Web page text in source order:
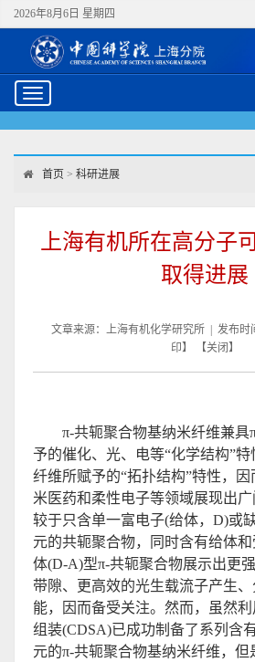
2026年8月6日 星期四
Toggle
navigation
首页 > 科研进展
上海有机所在高分子
取得进展
文章来源：上海有机化学研究所 | 发布时
印】 【关闭 】
π-共轭聚合物基纳米纤维兼具
予的催化、光、电等“化学结构”
纤维所赋予的“拓扑结构”特性，
米医药和柔性电子等领域展现出
较于只含单一富电子(给体，D)或
元的共轭聚合物，同时含有给体
体(D-A)型π-共轭聚合物展示出更
带隙、更高效的光生载流子产生
能，因而备受关注。然而，虽然
组装(CDSA)已成功制备了系列含
元的π-共轭聚合物基纳米纤维，